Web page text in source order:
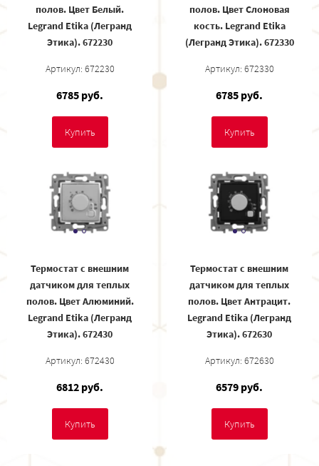
полов. Цвет Белый.
Legrand Etika (Легранд
Этика). 672230
Артикул: 672230
6785 руб.
Купить
полов. Цвет Слоновая
кость. Legrand Etika
(Легранд Этика). 672330
Артикул: 672330
6785 руб.
Купить
Термостат с внешним
датчиком для теплых
полов. Цвет Алюминий.
Legrand Etika (Легранд
Этика). 672430
Артикул: 672430
6812 руб.
Купить
Термостат с внешним
датчиком для теплых
полов. Цвет Антрацит.
Legrand Etika (Легранд
Этика). 672630
Артикул: 672630
6579 руб.
Купить